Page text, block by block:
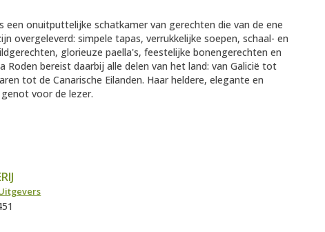
een onuitputtelijke schatkamer van gerechten die van de ene
overgeleverd: simpele tapas, verrukkelijke soepen, schaal- en
glorieuze paella's, feestelijke bonengerechten en
Roden bereist daarbij alle delen van het land: van Galicië tot
tot de Canarische Eilanden. Haar heldere, elegante en
voor de lezer.